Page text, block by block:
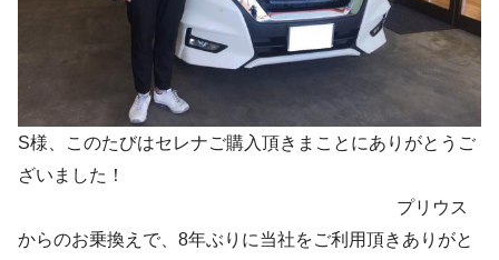
S様、このたびはセレナご購入頂きまことにありがとうご
ざいました！
プリウス
からのお乗換えで、8年ぶりに当社をご利用頂きありがと